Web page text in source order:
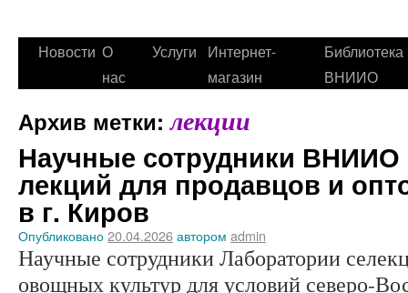
Новости О
нас
Услуги
Интернет-
магазин
Библиотека
ВНИИО
Архив метки:лекции
Научные сотрудники ВНИИО
лекций для продавцов и
в г. Киров
Опубликовано20.04.2026автором admin
Научные сотрудники Лаборатории
овощных культур для условий северо-